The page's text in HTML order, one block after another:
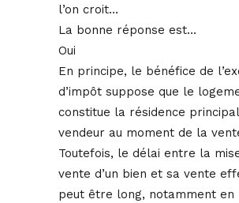
l’on croit…
La bonne réponse est…
Oui
En principe, le bénéfice de
d’impôt suppose que le
constitue la résidence
vendeur au moment de la
Toutefois, le délai entre la
vente d’un bien et sa vente
peut être long, notamment en